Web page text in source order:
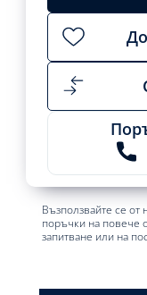
Възползвайте се от
поръчки на повече
запитване или на